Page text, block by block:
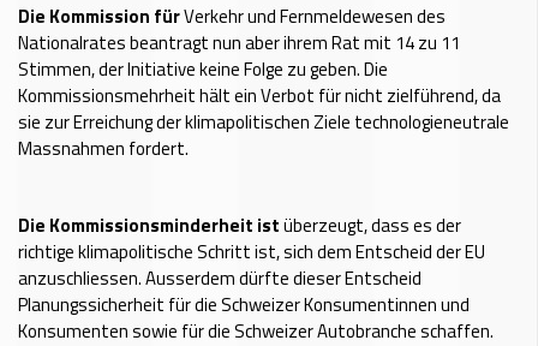
Die Kommission fürVerkehr und Fernmeldewesen des
Nationalrates beantragt nun aber ihrem Rat mit 14 zu 11
Stimmen, der Initiative keine Folge zu geben. Die
Kommissionsmehrheit hält ein Verbot für nicht zielführend, da
sie zur Erreichung der klimapolitischen Ziele technologieneutrale
Massnahmen fordert.
Die Kommissionsminderheit istüberzeugt, dass es der
richtige klimapolitische Schritt ist, sich dem Entscheid der EU
anzuschliessen. Ausserdem dürfte dieser Entscheid
Planungssicherheit für die Schweizer Konsumentinnen und
Konsumenten sowie für die Schweizer Autobranche schaffen.